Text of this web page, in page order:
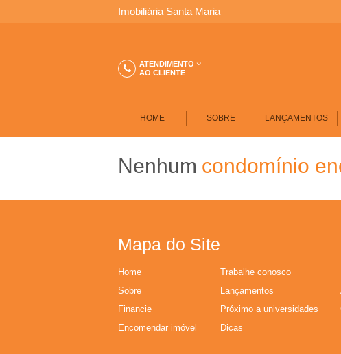
Imobiliária Santa Maria
ATENDIMENTO
AO CLIENTE
HOME SOBRE LANÇAMENTOS
Nenhum condomínio
Mapa do Site
Home
Sobre
Financie
Encomendar imóvel
Trabalhe conosco
Lançamentos
Próximo a universidades
Dicas